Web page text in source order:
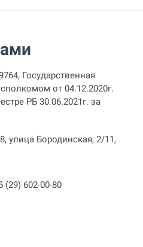
Государственная
от 04.12.2020г.
РБ 30.06.2021г. за
, улица Бородинская, 2/11,
(29) 602-00-80